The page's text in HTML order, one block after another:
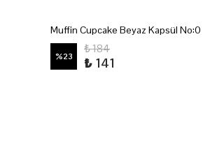
Muffin Cupcake Beyaz Kapsül No:0
%23
₺ 184
₺ 141